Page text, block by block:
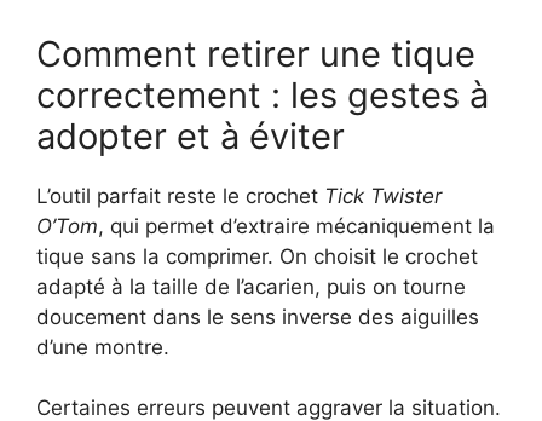
Comment retirer une tique
correctement : les gestes à
adopter et à éviter
L’outil parfait reste le crochet Tick Twister
O’Tom, qui permet d’extraire mécaniquement la
tique sans la comprimer. On choisit le crochet
adapté à la taille de l’acarien, puis on tourne
doucement dans le sens inverse des aiguilles
d’une montre.
Certaines erreurs peuvent aggraver la situation.